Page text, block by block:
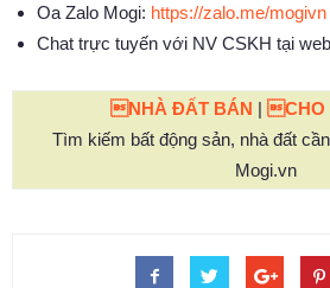
Oa Zalo Mogi: https://zalo.me/mogivn
Chat trực tuyến với NV CSKH tại
NHÀ ĐẤT BÁN | CHO
Tìm kiếm bất động sản, nhà đất
Mogi.vn